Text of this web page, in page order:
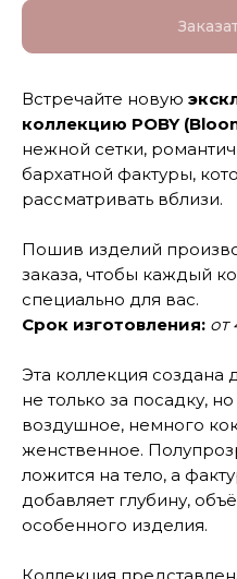
Встречайте новую
коллекцию POBY
нежной сетки,
бархатной фактуры,
рассматривать вблизи.
Пошив изделий
заказа, чтобы каждый
специально для вас.
Срок изготовления: от
Эта коллекция создана
не только за посадку,
воздушное, немного
женственное.
ложится на тело, а
добавляет глубину,
особенного изделия.